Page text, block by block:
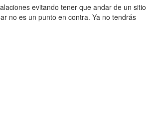
evitando tener que andar de un sitio
no es un punto en contra. Ya no tendrás